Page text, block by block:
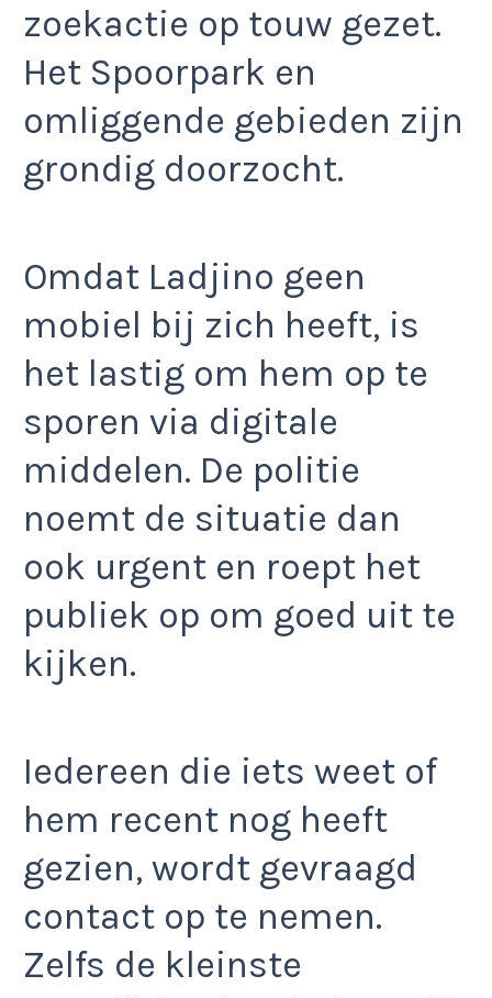
zoekactie op touw gezet.
Het Spoorpark en
omliggende gebieden zijn
grondig doorzocht.
Omdat Ladjino geen
mobiel bij zich heeft, is
het lastig om hem op te
sporen via digitale
middelen. De politie
noemt de situatie dan
ook urgent en roept het
publiek op om goed uit te
kijken.
Iedereen die iets weet of
hem recent nog heeft
gezien, wordt gevraagd
contact op te nemen.
Zelfs de kleinste